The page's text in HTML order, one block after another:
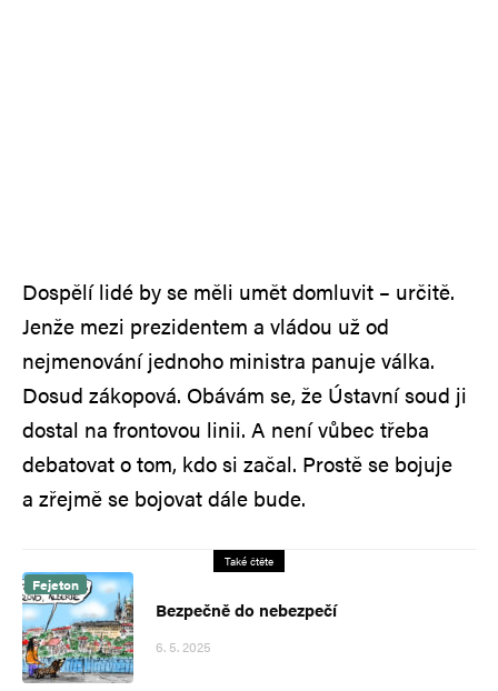
Dospělí lidé by se měli umět domluvit – určitě.
Jenže mezi prezidentem a vládou už od
nejmenování jednoho ministra panuje válka.
Dosud zákopová. Obávám se, že Ústavní soud ji
dostal na frontovou linii. A není vůbec třeba
debatovat o tom, kdo si začal. Prostě se bojuje
a zřejmě se bojovat dále bude.
Také čtěte
Fejeton
Bezpečně do nebezpečí
6. 5. 2025